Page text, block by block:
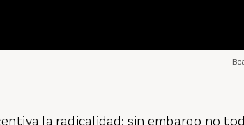
la radicalidad; sin embargo no